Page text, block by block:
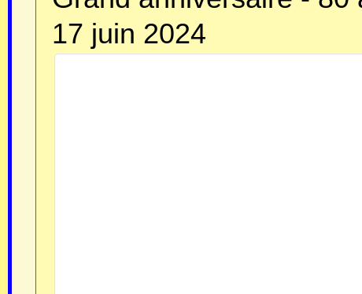
17 juin 2024